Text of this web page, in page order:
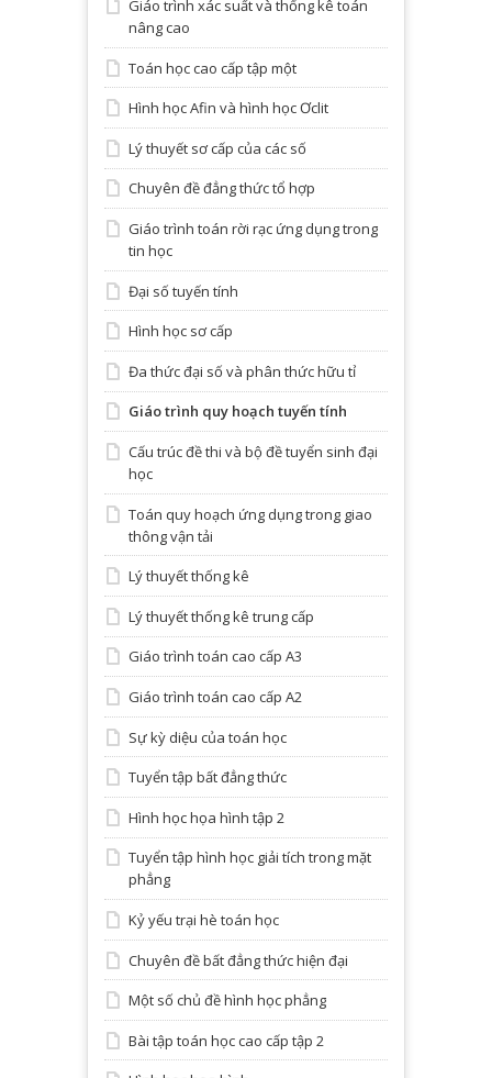
Giáo trình xác suất và thống kê toán
nâng cao
Toán học cao cấp tập một
Hình học Afin và hình học Ơclit
Lý thuyết sơ cấp của các số
Chuyên đề đẳng thức tổ hợp
Giáo trình toán rời rạc ứng dụng trong
tin học
Đại số tuyến tính
Hình học sơ cấp
Đa thức đại số và phân thức hữu tỉ
Giáo trình quy hoạch tuyến tính
Cấu trúc đề thi và bộ đề tuyển sinh đại
học
Toán quy hoạch ứng dụng trong giao
thông vận tải
Lý thuyết thống kê
Lý thuyết thống kê trung cấp
Giáo trình toán cao cấp A3
Giáo trình toán cao cấp A2
Sự kỳ diệu của toán học
Tuyển tập bất đẳng thức
Hình học họa hình tập 2
Tuyển tập hình học giải tích trong mặt
phẳng
Kỷ yếu trại hè toán học
Chuyên đề bất đẳng thức hiện đại
Một số chủ đề hình học phẳng
Bài tập toán học cao cấp tập 2